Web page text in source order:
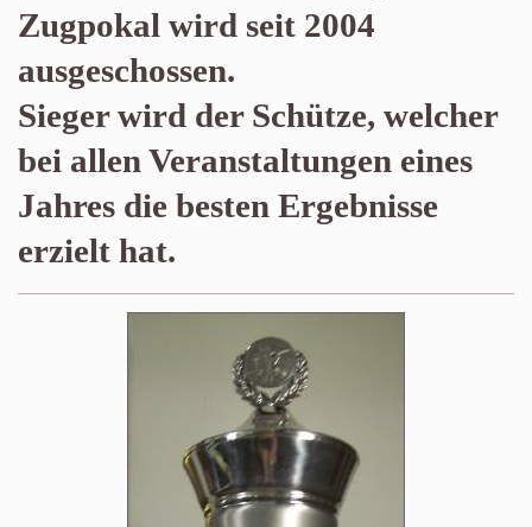
Zugpokal wird seit 2004
ausgeschossen.
Sieger wird der Schütze, welcher
bei allen Veranstaltungen eines
Jahres die besten Ergebnisse
erzielt hat.